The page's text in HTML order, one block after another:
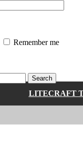
Remember me
Search
LITECRAFT